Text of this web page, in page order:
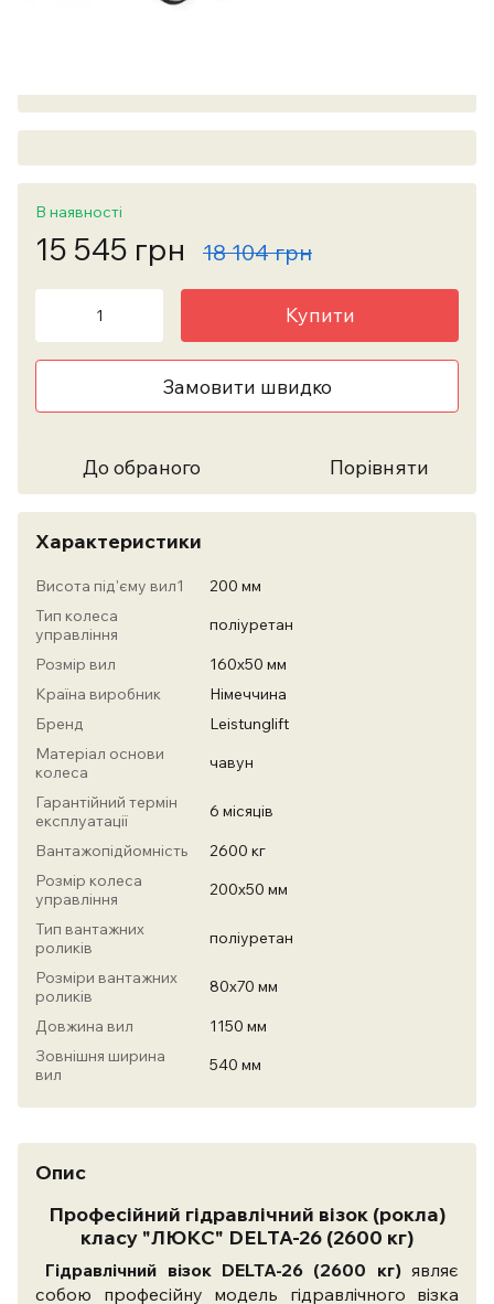
В наявності
15 545 грн 18 104 грн
Купити
Замовити швидко
До обраного Порівняти
Характеристики
Висота під'єму вил1
200 мм
Тип колеса
управління
поліуретан
Розмір вил
160х50 мм
Країна виробник
Німеччина
Бренд
Leistunglift
Матеріал основи
колеса
чавун
Гарантійний термін
експлуатації
6 місяців
Вантажопідйомність
2600 кг
Розмір колеса
управління
200х50 мм
Тип вантажних
роликів
поліуретан
Розміри вантажних
роликів
80х70 мм
Довжина вил
1150 мм
Зовнішня ширина
вил
540 мм
Опис
Професійний гідравлічний візок (рокла)
класу "ЛЮКС" DELTA-26 (2600 кг)
Гідравлічний візок DELTA-26 (2600 кг)являє
собою професійну модель гідравлічного візка